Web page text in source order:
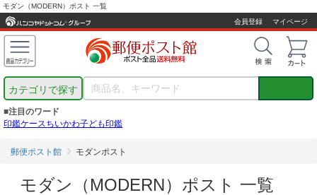
モダン（MODERN）ポスト 一覧
会員登録
マイページ
カテゴリで探す
■注目のワード
印鑑ケースちいかわ子ども印鑑
郵便ポスト館 モダンポスト
モダン（MODERN）ポスト 一覧